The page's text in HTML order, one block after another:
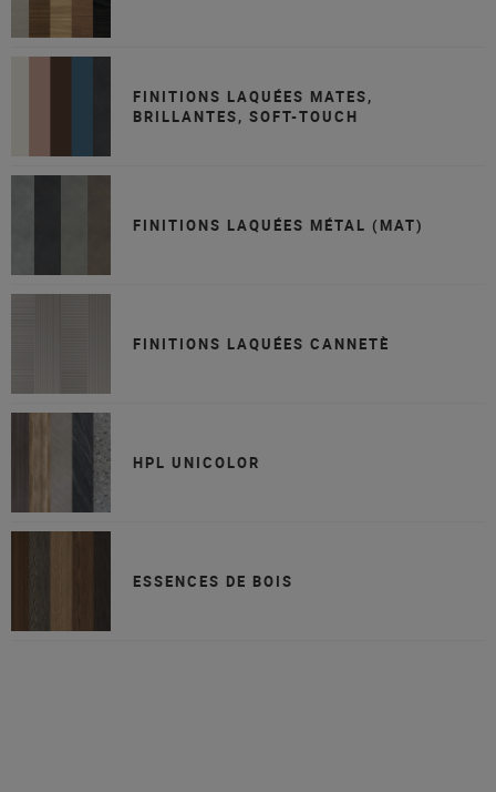
FINITIONS LAQUÉES MATES,
BRILLANTES, SOFT-TOUCH
FINITIONS LAQUÉES MÉTAL (MAT)
FINITIONS LAQUÉES CANNETÈ
HPL UNICOLOR
ESSENCES DE BOIS